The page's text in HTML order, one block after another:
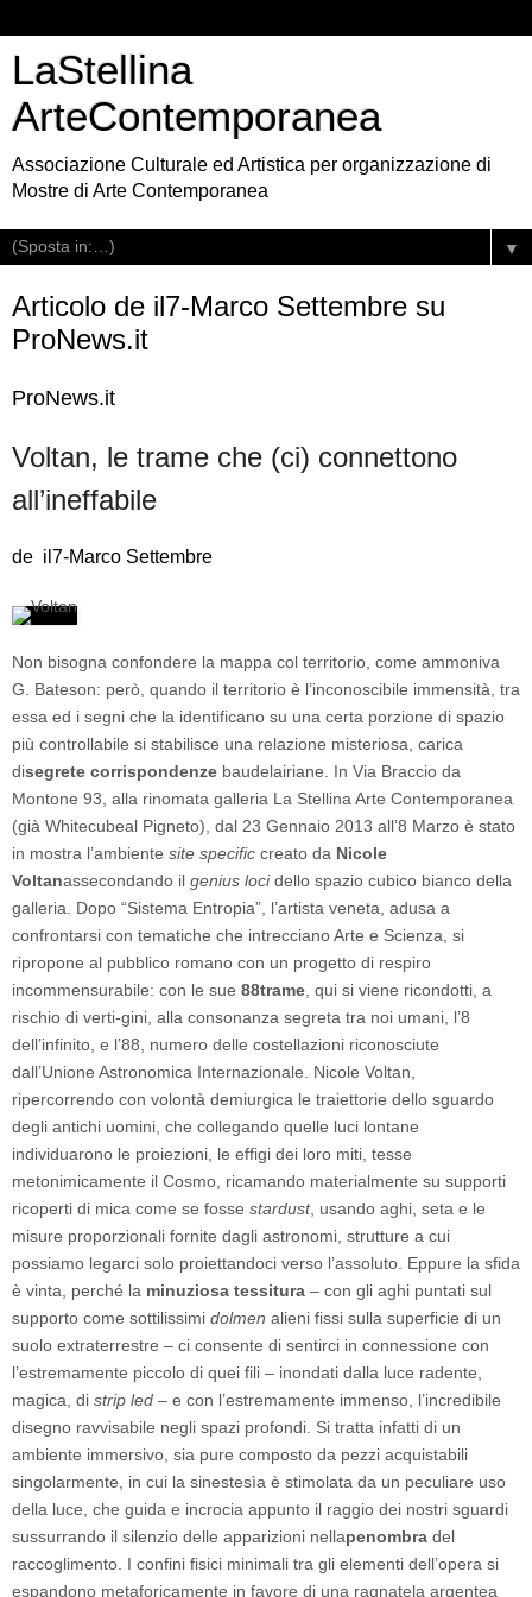
LaStellina
ArteContemporanea
Associazione Culturale ed Artistica per organizzazione di
Mostre di Arte Contemporanea
▼
Articolo de il7-Marco Settembre su
ProNews.it
ProNews.it
Voltan, le trame che (ci) connettono
all’ineffabile
de il7-Marco Settembre
Non bisogna confondere la mappa col territorio, come ammoniva
G. Bateson: però, quando il territorio è l’inconoscibile immensità, tra
essa ed i segni che la identificano su una certa porzione di spazio
più controllabile si stabilisce una relazione misteriosa, carica
disegrete corrispondenze baudelairiane. In Via Braccio da
Montone 93, alla rinomata galleria La Stellina Arte Contemporanea
(già Whitecubeal Pigneto), dal 23 Gennaio 2013 all’8 Marzo è stato
in mostra l’ambiente site specific creato da Nicole
Voltanassecondando il genius locidello spazio cubico bianco della
galleria. Dopo “Sistema Entropia”, l’artista veneta, adusa a
confrontarsi con tematiche che intrecciano Arte e Scienza, si
ripropone al pubblico romano con un progetto di respiro
incommensurabile: con le sue 88trame , qui si viene ricondotti, a
rischio di verti-gini, alla consonanza segreta tra noi umani, l’8
dell’infinito, e l’88, numero delle costellazioni riconosciute
dall’Unione Astronomica Internazionale. Nicole Voltan,
ripercorrendo con volontà demiurgica le traiettorie dello sguardo
degli antichi uomini, che collegando quelle luci lontane
individuarono le proiezioni, le effigi dei loro miti, tesse
metonimicamente il Cosmo, ricamando materialmente su supporti
ricoperti di mica come se fosse stardust, usando aghi, seta e le
misure proporzionali fornite dagli astronomi, strutture a cui
possiamo legarci solo proiettandoci verso l’assoluto. Eppure la sfida
è vinta, perché la minuziosa tessitura – con gli aghi puntati sul
supporto come sottilissimi dolmen alieni fissi sulla superficie di un
suolo extraterrestre – ci consente di sentirci in connessione con
l’estremamente piccolo di quei fili – inondati dalla luce radente,
magica, di strip led – e con l’estremamente immenso, l’incredibile
disegno ravvisabile negli spazi profondi. Si tratta infatti di un
ambiente immersivo, sia pure composto da pezzi acquistabili
singolarmente, in cui la sinestesìa è stimolata da un peculiare uso
della luce, che guida e incrocia appunto il raggio dei nostri sguardi
sussurrando il silenzio delle apparizioni nellapenombra del
raccoglimento. I confini fisici minimali tra gli elementi dell’opera si
espandono metaforicamente in favore di una ragnatela argentea